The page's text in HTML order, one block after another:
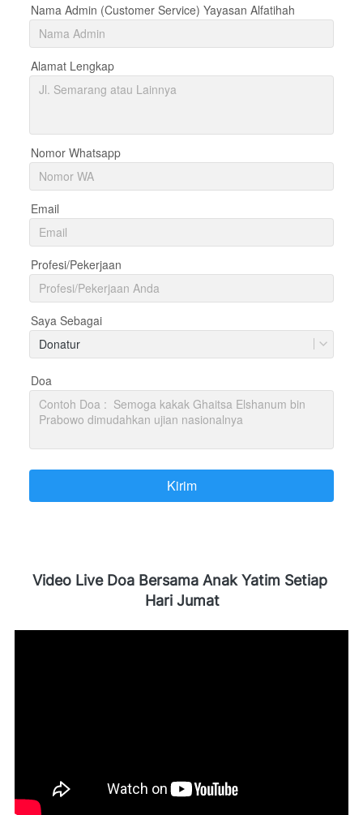
Nama Admin (Customer Service) Yayasan Alfatihah
Alamat Lengkap
Nomor Whatsapp
Email
Profesi/Pekerjaan
Saya Sebagai
Donatur
Doa
`Kirim
Video Live Doa Bersama Anak Yatim Setiap
Hari Jumat